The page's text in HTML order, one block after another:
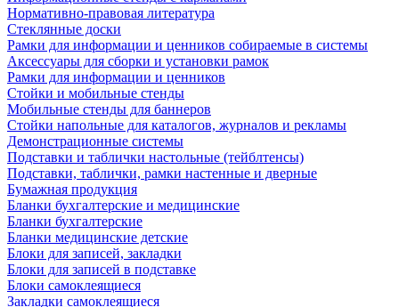
Нормативно-правовая литература
Стеклянные доски
Рамки для информации и ценников собираемые в системы
Аксессуары для сборки и установки рамок
Рамки для информации и ценников
Стойки и мобильные стенды
Мобильные стенды для баннеров
Стойки напольные для каталогов, журналов и рекламы
Демонстрационные системы
Подставки и таблички настольные (тейблтенсы)
Подставки, таблички, рамки настенные и дверные
Бумажная продукция
Бланки бухгалтерские и медицинские
Бланки бухгалтерские
Бланки медицинские детские
Блоки для записей, закладки
Блоки для записей в подставке
Блоки самоклеящиеся
Закладки самоклеящиеся